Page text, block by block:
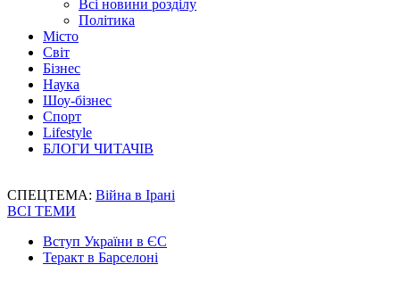
Всі новини розділу
Політика
Місто
Світ
Бізнес
Наука
Шоу-бізнес
Спорт
Lifestyle
БЛОГИ ЧИТАЧІВ
СПЕЦТЕМА: Війна в Ірані
ВСІ ТЕМИ
Вступ України в ЄС
Теракт в Барселоні